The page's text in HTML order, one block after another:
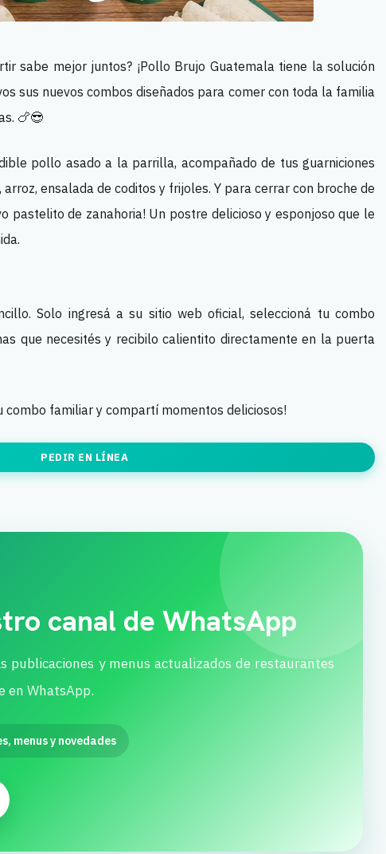
sabe mejor juntos? ¡Pollo Brujo Guatemala tiene la solución
sus nuevos combos diseñados para comer con toda la familia
🍗😎
pollo asado a la parrilla, acompañado de tus guarniciones
ensalada de coditos y frijoles. Y para cerrar con broche de
pastelito de zanahoria! Un postre delicioso y esponjoso que le
Solo ingresá a su sitio web oficial, seleccioná tu combo
que necesités y recibilo calientito directamente en la puerta
combo familiar y compartí momentos deliciosos!
PEDIR EN LÍNEA
canal de WhatsApp
publicaciones y menus actualizados de restaurantes
en WhatsApp.
menus y novedades